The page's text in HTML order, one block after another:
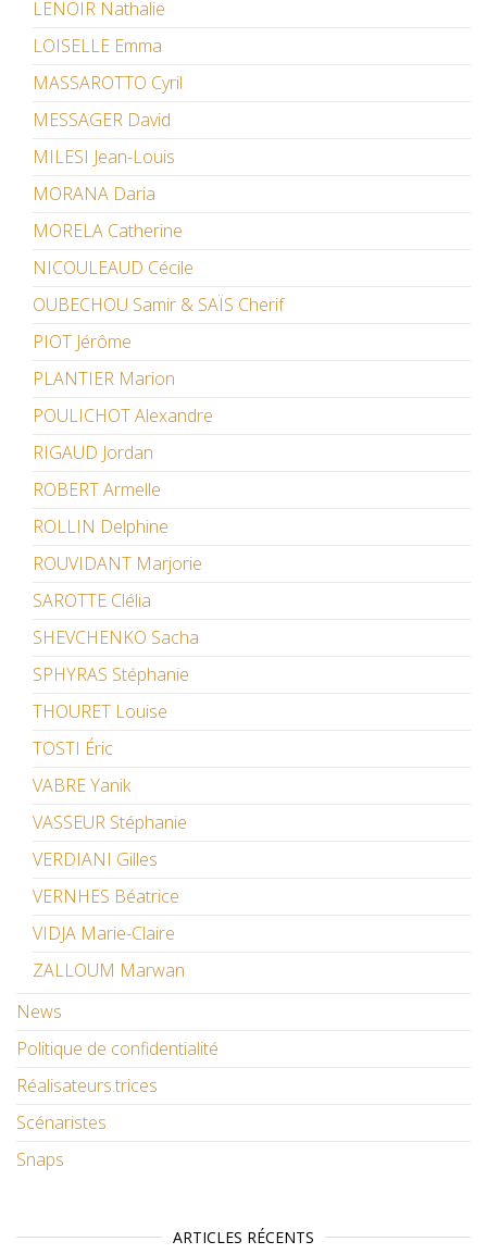
LENOIR Nathalie
LOISELLE Emma
MASSAROTTO Cyril
MESSAGER David
MILESI Jean-Louis
MORANA Daria
MORELA Catherine
NICOULEAUD Cécile
OUBECHOU Samir & SAÏS Cherif
PIOT Jérôme
PLANTIER Marion
POULICHOT Alexandre
RIGAUD Jordan
ROBERT Armelle
ROLLIN Delphine
ROUVIDANT Marjorie
SAROTTE Clélia
SHEVCHENKO Sacha
SPHYRAS Stéphanie
THOURET Louise
TOSTI Éric
VABRE Yanik
VASSEUR Stéphanie
VERDIANI Gilles
VERNHES Béatrice
VIDJA Marie-Claire
ZALLOUM Marwan
News
Politique de confidentialité
Réalisateurs.trices
Scénaristes
Snaps
ARTICLES RÉCENTS